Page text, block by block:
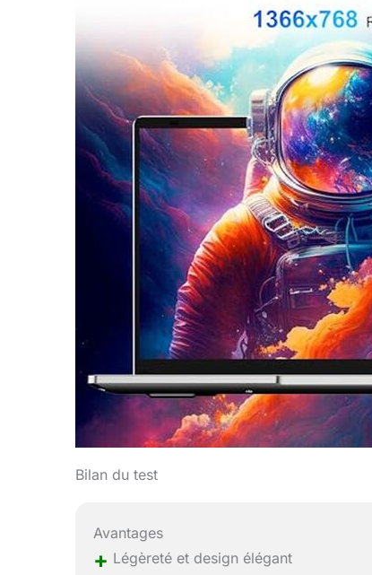
Bilan du test
Avantages
+ Légèreté et design élégant